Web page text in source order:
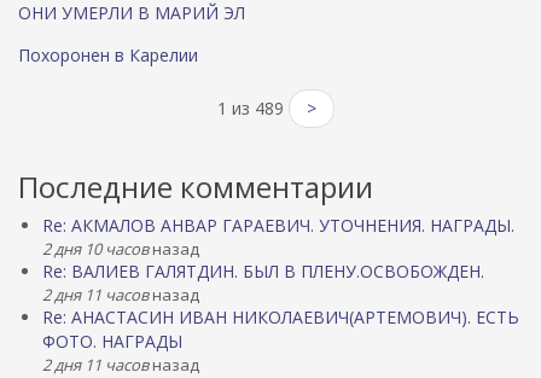
ОНИ УМЕРЛИ В МАРИЙ ЭЛ
Похоронен в Карелии
1 из 489 >
Последние комментарии
Re: АКМАЛОВ АНВАР ГАРАЕВИЧ. УТОЧНЕНИЯ. НАГРАДЫ.
2 дня 10 часовназад
Re: ВАЛИЕВ ГАЛЯТДИН. БЫЛ В ПЛЕНУ.ОСВОБОЖДЕН.
2 дня 11 часовназад
Re: АНАСТАСИН ИВАН НИКОЛАЕВИЧ(АРТЕМОВИЧ). ЕСТЬ
ФОТО. НАГРАДЫ
2 дня 11 часовназад